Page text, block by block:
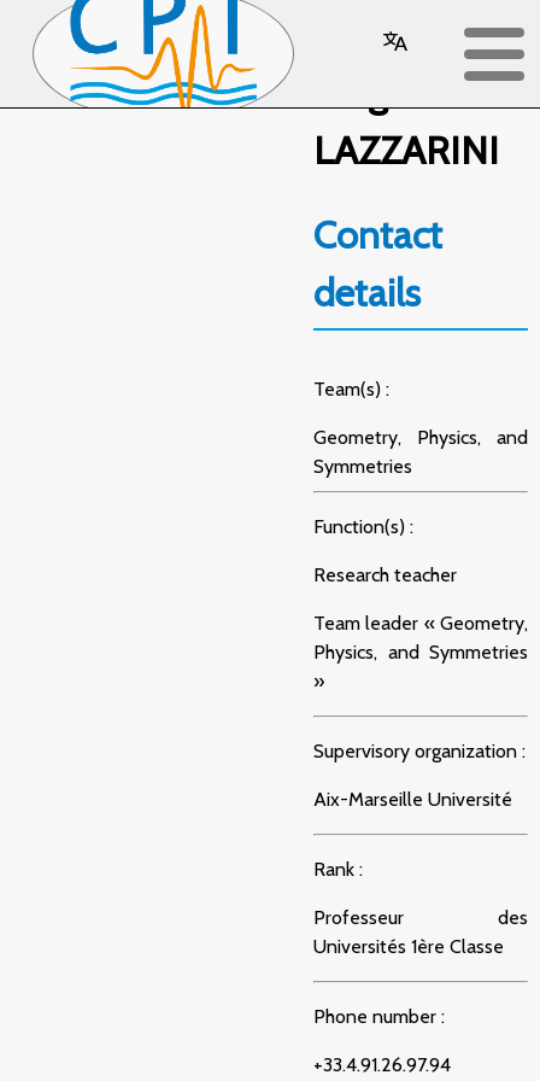
LAZZARINI
Contact
details
Team(s) :
Geometry, Physics, and
Symmetries
Function(s) :
Research teacher
Team leader « Geometry,
Physics, and Symmetries
»
Supervisory organization :
Aix-Marseille Université
Rank :
Professeur des
Universités 1ère Classe
Phone number :
+33.4.91.26.97.94